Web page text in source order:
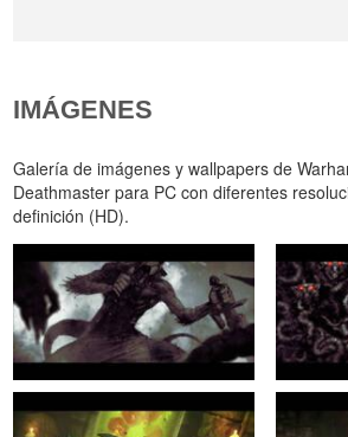
IMÁGENES
Galería de imágenes y wallpapers de
Deathmaster para PC con diferentes
definición (HD).